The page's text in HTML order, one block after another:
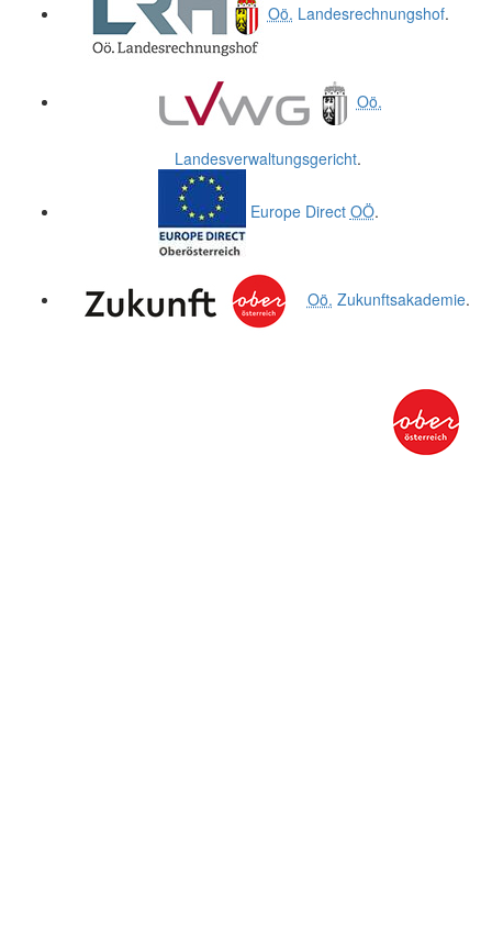
Oö. Landesrechnungshof.
Oö.
Landesverwaltungsgericht.
Europe Direct OÖ.
Oö. Zukunftsakademie.